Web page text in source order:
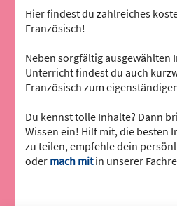
Hier findest du zahlreiches
Französisch!
Neben sorgfältig ausgewählten
Unterricht findest du auch
Französisch zum
Du kennst tolle Inhalte? Dann
Wissen ein! Hilf mit, die besten
zu teilen, empfehle dein
oder mach mitin unserer